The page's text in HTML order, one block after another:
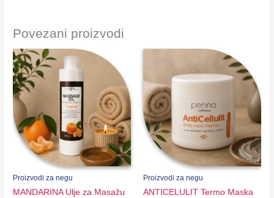
Povezani proizvodi
Proizvodi za negu
MANDARINA Ulje za Masažu
Proizvodi za negu
ANTICELULIT Termo Maska